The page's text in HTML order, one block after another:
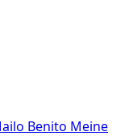
Benito Meine